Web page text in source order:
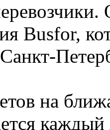
Busfor,
на